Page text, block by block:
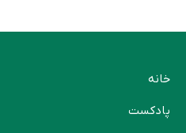
خانه
پادکست